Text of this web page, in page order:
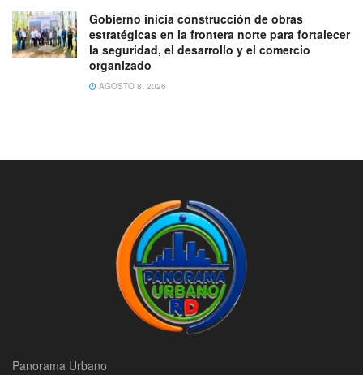
Gobierno inicia construcción de obras
estratégicas en la frontera norte para fortalecer
la seguridad, el desarrollo y el comercio
organizado
AGOSTO 8, 2026
Panorama Urbano